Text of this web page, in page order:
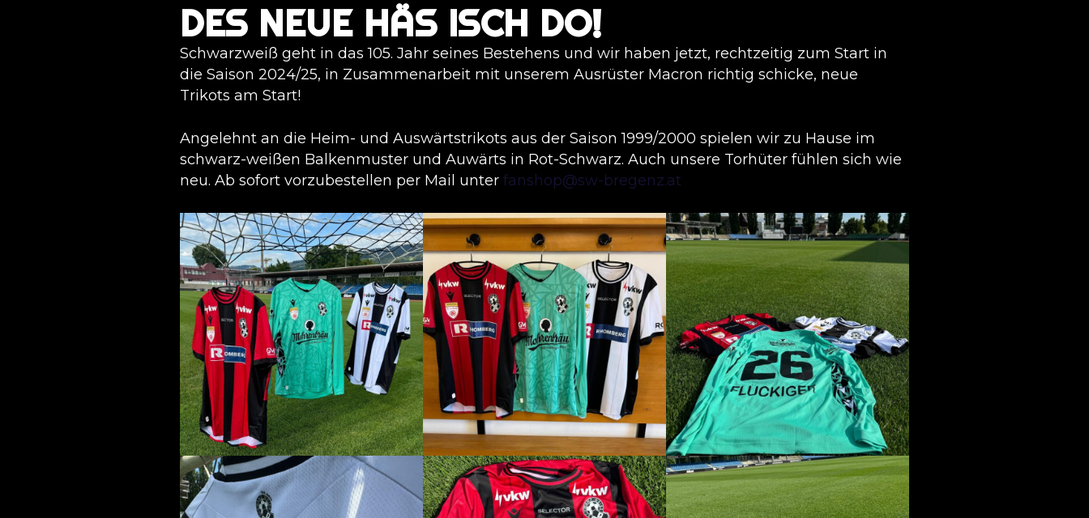
DES NEUE HÄS ISCH DO!
Schwarzweiß geht in das 105. Jahr seines Bestehens und wir haben jetzt, rechtzeitig zum Start in
die Saison 2024/25, in Zusammenarbeit mit unserem Ausrüster Macron richtig schicke, neue
Trikots am Start!
Angelehnt an die Heim- und Auswärtstrikots aus der Saison 1999/2000 spielen wir zu Hause im
schwarz-weißen Balkenmuster und Auwärts in Rot-Schwarz. Auch unsere Torhüter fühlen sich wie
neu. Ab sofort vorzubestellen per Mail unter fanshop@sw-bregenz.at